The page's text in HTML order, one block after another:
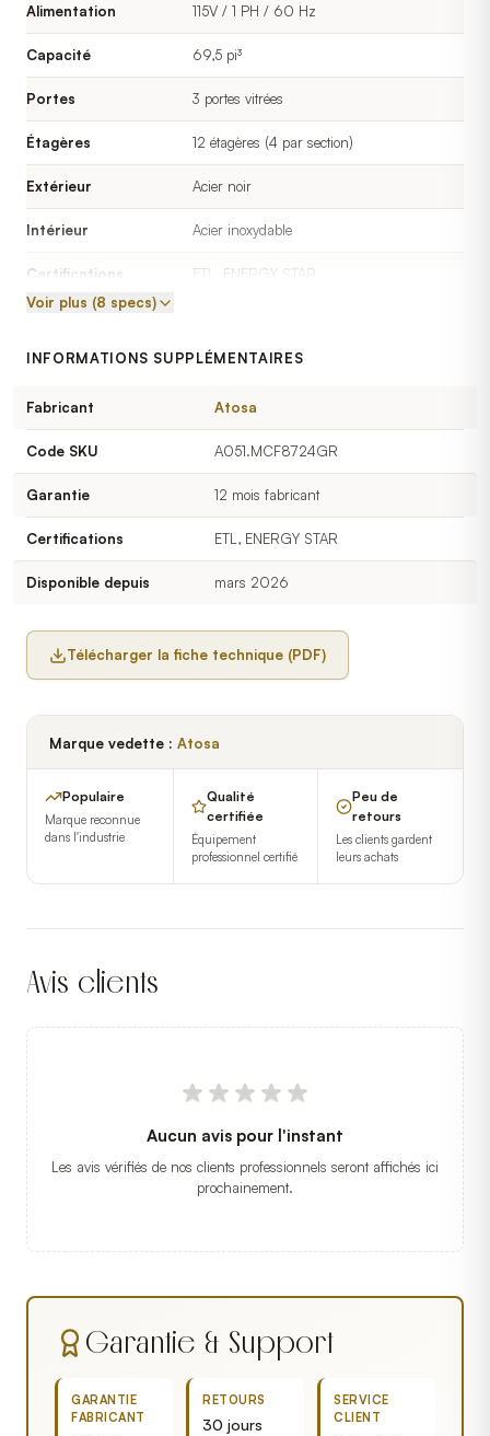
Alimentation 115V / 1 PH / 60 Hz
Capacité 69,5 pi³
Portes 3 portes vitrées
Étagères 12 étagères (4 par section)
Extérieur Acier noir
Intérieur Acier inoxydable
Certifications ETL, ENERGY STAR
Voir plus (8 specs)
INFORMATIONS SUPPLÉMENTAIRES
Fabricant Atosa
Code SKU A051.MCF8724GR
Garantie 12 mois fabricant
Certifications ETL, ENERGY STAR
Disponible depuis mars 2026
Télécharger la fiche technique (PDF)
Marque vedette : Atosa
Populaire
Marque reconnue
dans l'industrie
Qualité
certifiée
Équipement
professionnel certifié
Peu de
retours
Les clients gardent
leurs achats
Avis clients
Aucun avis pour l'instant
Les avis vérifiés de nos clients professionnels seront affichés ici
prochainement.
Garantie & Support
GARANTIE
FABRICANT
RETOURS
30 jours
SERVICE
CLIENT